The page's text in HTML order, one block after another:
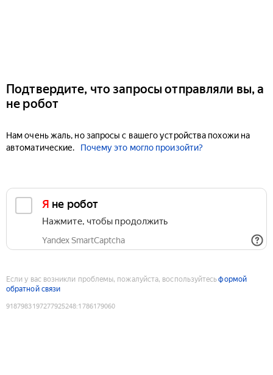
Подтвердите, что запросы отправляли вы, а
не робот
Нам очень жаль, но запросы с вашего устройства похожи на
автоматические.
Почему это могло произойти?
Я не робот
Нажмите, чтобы продолжить
Yandex SmartCaptcha
Если у вас возникли проблемы, пожалуйста, воспользуйтесьформой
обратной связи
9187983197277925248:1786179060